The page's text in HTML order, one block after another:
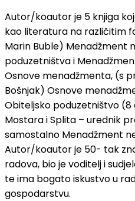
Autor/koautor je 5 knjiga
kao literatura na različitim
Marin Buble) Menadžment
poduzetništva i
Osnove menadžmenta, (s
Bošnjak) Osnove
Obiteljsko poduzetništvo (8
Mostara i Splita – urednik
samostalno Menadžment
Autor/koautor je 50- tak
radova, bio je voditelj i
te ima bogato iskustvo u
gospodarstvu.